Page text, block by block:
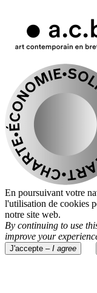
En poursuivant votre
l'utilisation de cookies
notre site web.
By continuing to use
improve your
J'accepte – I agree